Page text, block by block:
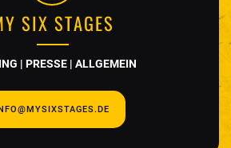
SIX STAGES
| PRESSE | ALLGEMEIN